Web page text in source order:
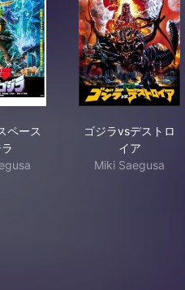
ペース
ゴジラvsデストロ
イア
Miki Saegusa